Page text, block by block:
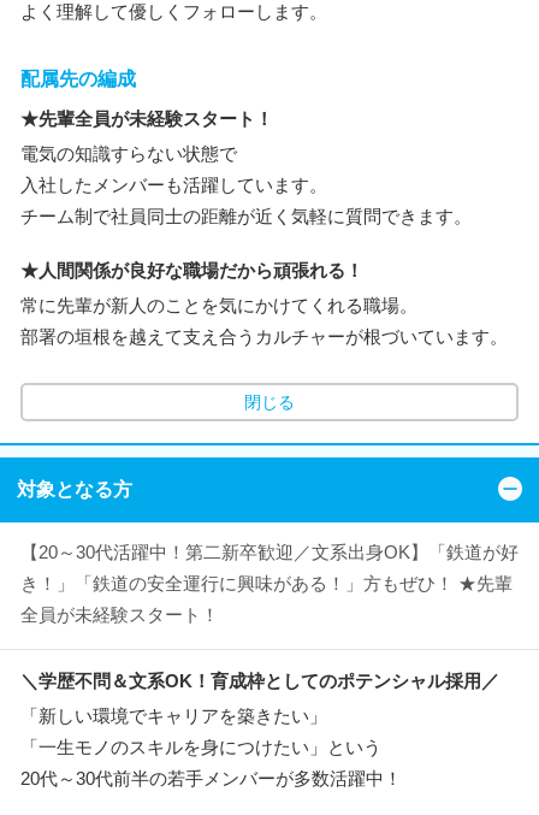
よく理解して優しくフォローします。
配属先の編成
★先輩全員が未経験スタート！
電気の知識すらない状態で
入社したメンバーも活躍しています。
チーム制で社員同士の距離が近く気軽に質問できます。
★人間関係が良好な職場だから頑張れる！
常に先輩が新人のことを気にかけてくれる職場。
部署の垣根を越えて支え合うカルチャーが根づいています。
閉じる
対象となる方
【20～30代活躍中！第二新卒歓迎／文系出身OK】「鉄道が好
き！」「鉄道の安全運行に興味がある！」方もぜひ！ ★先輩
全員が未経験スタート！
＼学歴不問＆文系OK！育成枠としてのポテンシャル採用／
「新しい環境でキャリアを築きたい」
「一生モノのスキルを身につけたい」という
20代～30代前半の若手メンバーが多数活躍中！